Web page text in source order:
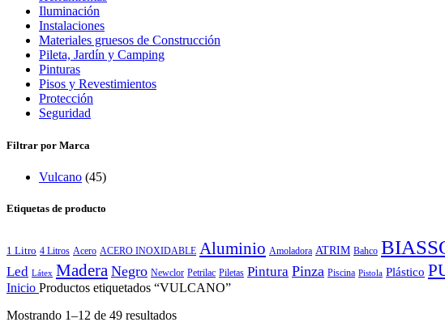
Iluminación
Instalaciones
Materiales gruesos de Construcción
Pileta, Jardín y Camping
Pinturas
Pisos y Revestimientos
Protección
Seguridad
Filtrar por Marca
Vulcano (45)
Etiquetas de producto
1 Litro 4 Litros Acero ACERO INOXIDABLE Aluminio Amoladora ATRIM Bahco
Led Látex Madera Negro Newclor Petrilac Piletas Pintura Pinza Piscina Pistola Plástico
Inicio Productos etiquetados “VULCANO”
Mostrando 1–12 de 49 resultados